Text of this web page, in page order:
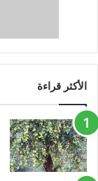
الأكثر قراءة